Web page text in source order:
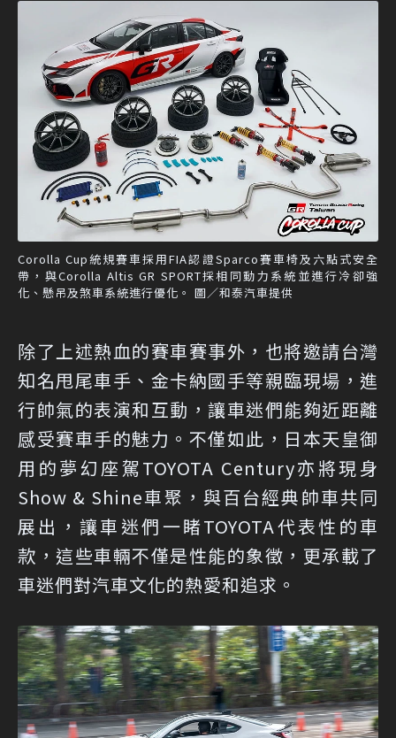
Corolla Cup統規賽車採用FIA認證Sparco賽車椅及六點式安全
帶，與Corolla Altis GR SPORT採相同動力系統並進行冷卻強
化、懸吊及煞車系統進行優化。 圖／和泰汽車提供
除了上述熱血的賽車賽事外，也將邀請台灣
知名甩尾車手、金卡納國手等親臨現場，進
行帥氣的表演和互動，讓車迷們能夠近距離
感受賽車手的魅力。不僅如此，日本天皇御
用的夢幻座駕TOYOTA Century亦將現身
Show & Shine車聚，與百台經典帥車共同
展出，讓車迷們一睹TOYOTA代表性的車
款，這些車輛不僅是性能的象徵，更承載了
車迷們對汽車文化的熱愛和追求。